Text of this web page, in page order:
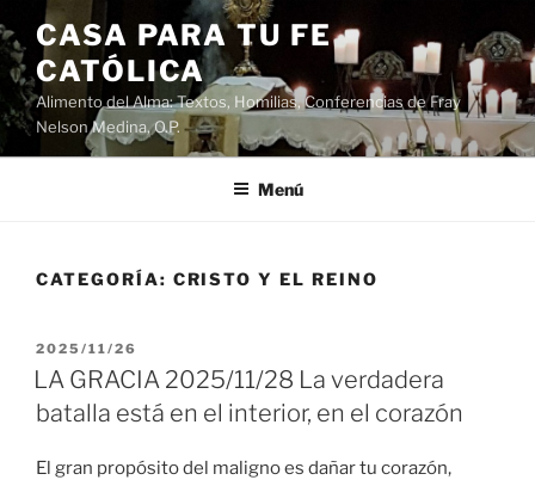
Saltar
al
contenido
CASA PARA TU FE
CATÓLICA
Alimento del Alma: Textos, Homilias, Conferencias de Fray
Nelson Medina, O.P.
Menú
CATEGORÍA: CRISTO Y EL REINO
PUBLICADO
EL
2025/11/26
LA GRACIA 2025/11/28 La verdadera
batalla está en el interior, en el corazón
El gran propósito del maligno es dañar tu corazón,